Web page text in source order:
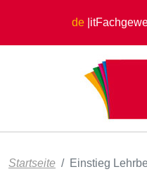
de it
Startseite Einstieg